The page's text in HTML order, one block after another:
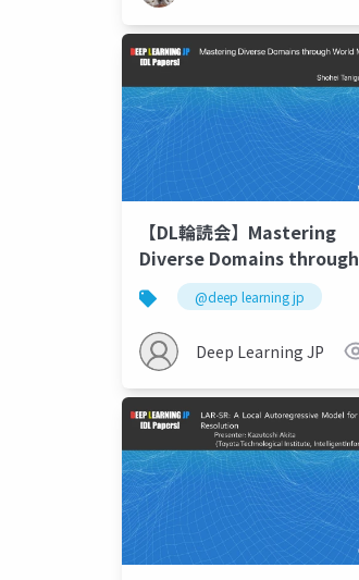
【DL輪読会】Mastering
Diverse Domains through
World Models
@deep learning jp
Deep Learning JP